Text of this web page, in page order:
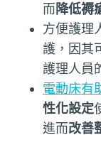
而降低褥
方便護理
護，因其
護理人員
電動床有
性化設定
進而改善